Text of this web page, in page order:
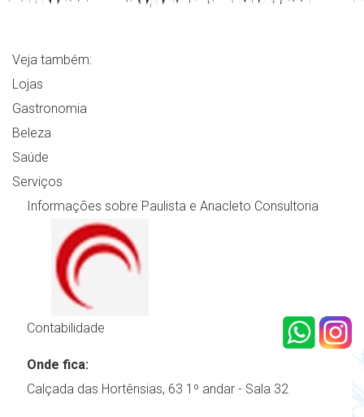
Veja também:
Lojas
Gastronomia
Beleza
Saúde
Serviços
Informações sobre Paulista e Anacleto Consultoria
Contabilidade
Onde fica:
Calçada das Hortênsias, 63 1º andar - Sala 32